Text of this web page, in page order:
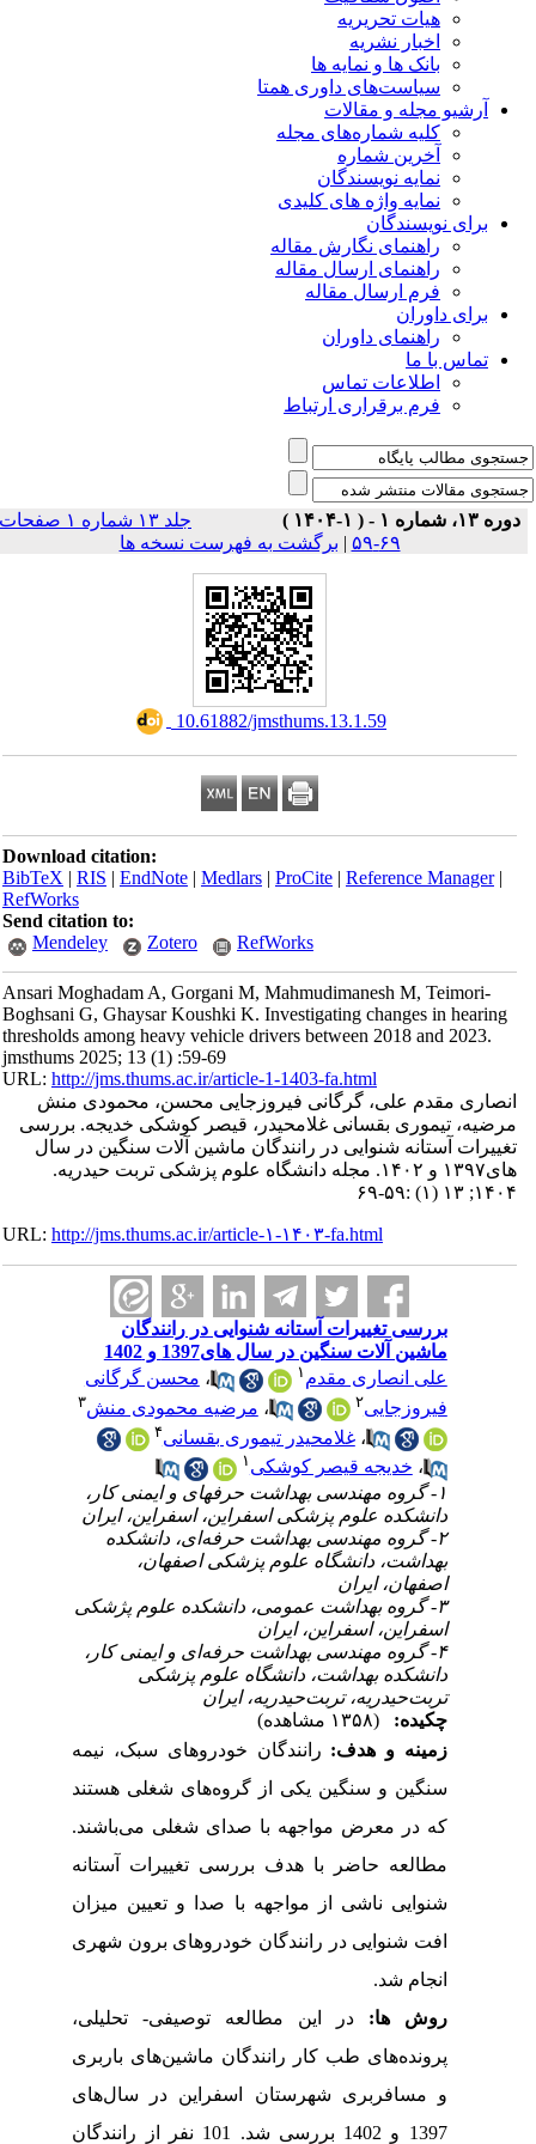
هیات تحریریه
اخبار نشریه
بانک ها و نمایه ها
سیاست‌های داوری همتا
مجله و مقالات
کلیه شماره‌های مجله
آخرین شماره
نمایه نویسندگان
نمایه واژه های کلیدی
نویسندگان
راهنمای نگارش مقاله
راهنمای ارسال مقاله
فرم ارسال مقاله
داوران
راهنمای داوران
با ما
اطلاعات تماس
فرم برقراری ارتباط
جلد ۱۳ شماره ۱ صفحات
برگشت به فهرست نسخه ها
‎ 10.61882/jmsthums.13.1.59
Download citation:
BibTeX|RIS|EndNote| Medlars| ProCite|Reference
RefWorks
Send citation to:
Mendeley
Zotero RefWorks
Ansari Moghadam A, Gorgani M, Mahmudimanesh M,
Boghsani G, Ghaysar Koushki K. Investigating changes in
thresholds among heavy vehicle drivers between 2018 and
jmsthums 2025; 13 (1) :59-69
URL:http://jms.thums.ac.ir/article-1-1403-fa.html
مقدم علی، گرگانی فیروزجایی محسن، محمودی منش
تیموری بقسانی غلامحیدر، قیصر کوشکی خدیجه. بررسی
آستانه شنوایی در رانندگان ماشین آلات سنگین در سال
های۱۳۹۷ و ۱۴۰۲. مجله دانشگاه علوم پزشکی تربت حیدریه.
URL:http://jms.thums.ac.ir/article-۱-۱۴۰۳-fa.html
بررسی تغییرات آستانه شنوایی در رانندگان
ماشین آلات سنگین در سال های1397 و 1402
علی انصاری مقدم ۱ ، محسن گرگانی
فیروزجایی
، مرضیه محمودی منش
، غلامحیدر تیموری بقسانی
خدیجه قیصر کوشکی ۱
۱- گروه مهندسی بهداشت حرفهای و ایمنی کار،
دانشکده علوم پزشکی اسفراین، اسفراین، ایران
۲- گروه مهندسی بهداشت حرفه‌ای، دانشکده
بهداشت، دانشگاه علوم پزشکی اصفهان،
اصفهان، ایران
۳- گروه بهداشت عمومی، دانشکده علوم پژشکی
اسفراین، اسفراین، ایران
۴- گروه مهندسی بهداشت حرفه‌ای و ایمنی کار،
دانشکده بهداشت، دانشگاه علوم پزشکی
تربت‌حیدریه، تربت‌حیدریه، ایران
(۱۳۵۸ مشاهده)
زمینه و هدف:
رانندگان خودروهای سبک، نیمه
سنگین و سنگین یکی از گروه
های شغلی هستند
که در معرض مواجهه با صدای شغلی می‌باشند.
مطالعه حاضر با هدف بررسی تغییرات آستانه
شنوایی ناشی از مواجهه با صدا و تعیین میزان
افت شنوایی در رانندگان خودروهای برون ­شهری
انجام شد.
روش ­ها:در این مطالعه توصیفی- تحلیلی،
پرونده‌های طب کار رانندگان ماشین‌های باربری
و مسافربری شهرستان اسفراین در سال‌های
1397 و 1402 بررسی شد. 101 نفر از رانندگان